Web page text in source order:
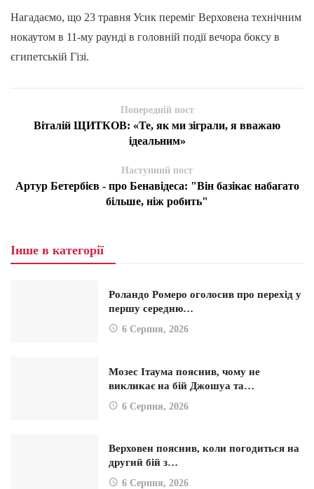
Нагадаємо, що 23 травня Усик переміг Верховена технічним
нокаутом в 11-му раунді в головній події вечора боксу в
єгипетській Гізі.
Попередній пост
Віталій ЩИТКОВ: «Те, як ми зіграли, я вважаю
ідеальним»
Наступний пост
Артур Бетербієв - про Бенавідеса: "Він базікає набагато
більше, ніж робить"
Інше в категорії
Роландо Ромеро оголосив про перехід у
першу середню…
6 Серпня, 2026
Мозес Ітаума пояснив, чому не
викликає на бій Джошуа та…
6 Серпня, 2026
Верховен пояснив, коли погодиться на
другий бій з…
6 Серпня, 2026